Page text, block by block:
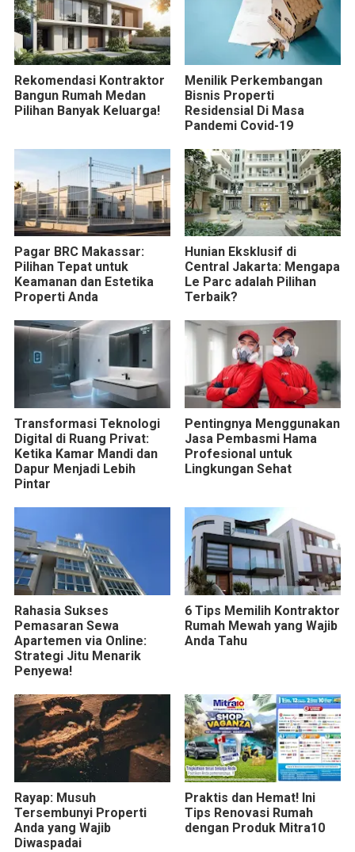
Rekomendasi Kontraktor
Bangun Rumah Medan
Pilihan Banyak Keluarga!
Menilik Perkembangan
Bisnis Properti
Residensial Di Masa
Pandemi Covid-19
Pagar BRC Makassar:
Pilihan Tepat untuk
Keamanan dan Estetika
Properti Anda
Hunian Eksklusif di
Central Jakarta: Mengapa
Le Parc adalah Pilihan
Terbaik?
Transformasi Teknologi
Digital di Ruang Privat:
Ketika Kamar Mandi dan
Dapur Menjadi Lebih
Pintar
Pentingnya Menggunakan
Jasa Pembasmi Hama
Profesional untuk
Lingkungan Sehat
Rahasia Sukses
Pemasaran Sewa
Apartemen via Online:
Strategi Jitu Menarik
Penyewa!
6 Tips Memilih Kontraktor
Rumah Mewah yang Wajib
Anda Tahu
Rayap: Musuh
Tersembunyi Properti
Anda yang Wajib
Diwaspadai
Praktis dan Hemat! Ini
Tips Renovasi Rumah
dengan Produk Mitra10